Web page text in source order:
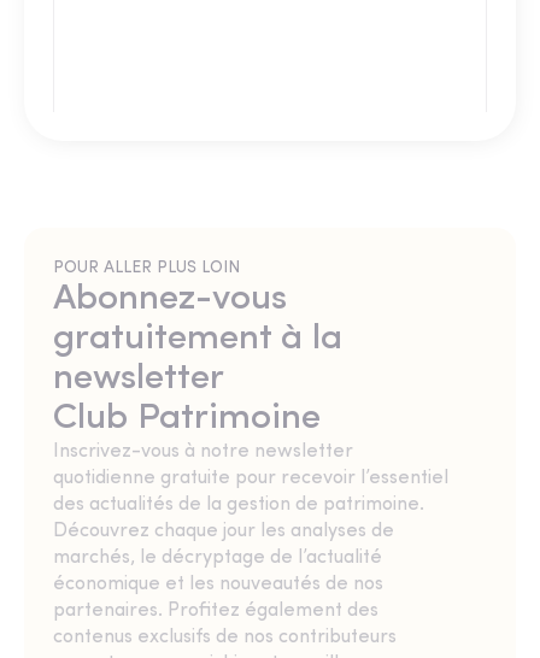
POUR ALLER PLUS LOIN
Abonnez-vous
gratuitement à la
newsletter
Club Patrimoine
Inscrivez-vous à notre newsletter
quotidienne gratuite pour recevoir l’essentiel
des actualités de la gestion de patrimoine.
Découvrez chaque jour les analyses de
marchés, le décryptage de l’actualité
économique et les nouveautés de nos
partenaires. Profitez également des
contenus exclusifs de nos contributeurs